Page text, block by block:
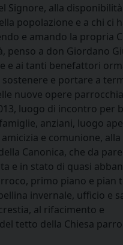
Signore, alla
popolazione e a chi ci
e amando la propria
penso a don Giordano
e ai tanti benefattori
e portare a
nuove opere
luogo di incontro per
anziani, luogo
e comunione, alla
Canonica, che da
e in stato di quasi
primo piano e pian
invernale, ufficio e
al rifacimento e
tetto della Chiesa